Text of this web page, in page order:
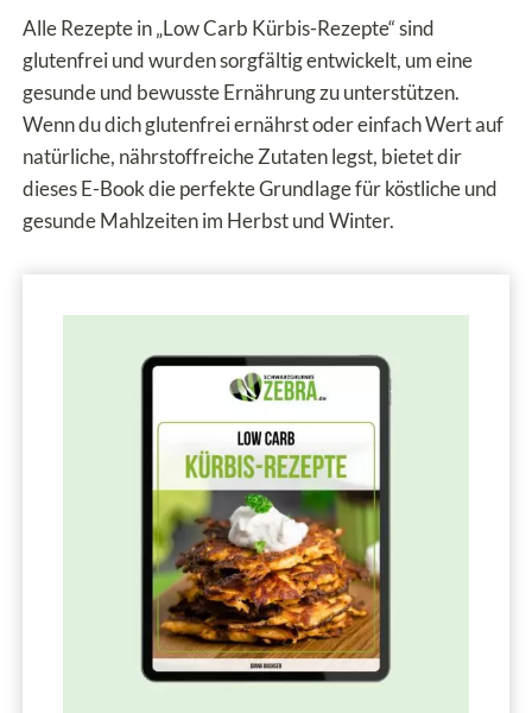
Alle Rezepte in „Low Carb Kürbis-Rezepte“ sind
glutenfrei und wurden sorgfältig entwickelt, um eine
gesunde und bewusste Ernährung zu unterstützen.
Wenn du dich glutenfrei ernährst oder einfach Wert auf
natürliche, nährstoffreiche Zutaten legst, bietet dir
dieses E-Book die perfekte Grundlage für köstliche und
gesunde Mahlzeiten im Herbst und Winter.